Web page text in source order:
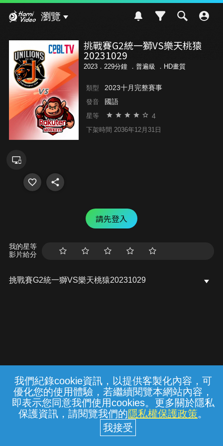
我們紀錄cookie資訊，以提供客製化內容，可
優化您的使用體驗，若繼續閱覽本網站內容，
即表示您同意我們使用cookies。更多關於隱私
保護資訊，請閱覽我們的隱私權保護政策。
瀏覽
挑戰賽G2統一獅VS樂天桃猿
20231029
2023．229分鐘 ． 普遍級 ．HD畫質
類型 2023十月完整賽事
發音 國語
星等 4
下架時間 2036年12月31日
請先登入
我的星等
影片給分
挑戰賽G2統一獅VS樂天桃猿20231029
常見問題 線上客服 服務條款 隱私權保護
中華電信股份有限公司個人家庭分公司
(統一編號：96979949) © 2026
{{notifyMsg}}